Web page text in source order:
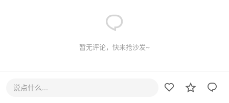
暂无评论，快来抢沙发~
说点什么...